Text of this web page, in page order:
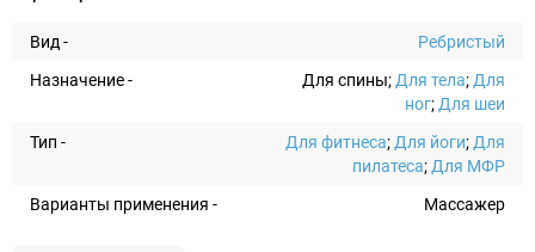
Вид -
Ребристый
Назначение -
Для спины; Для тела; Для
ног; Для шеи
Тип -
Для фитнеса; Для йоги; Для
пилатеса; Для МФР
Варианты применения -
Массажер